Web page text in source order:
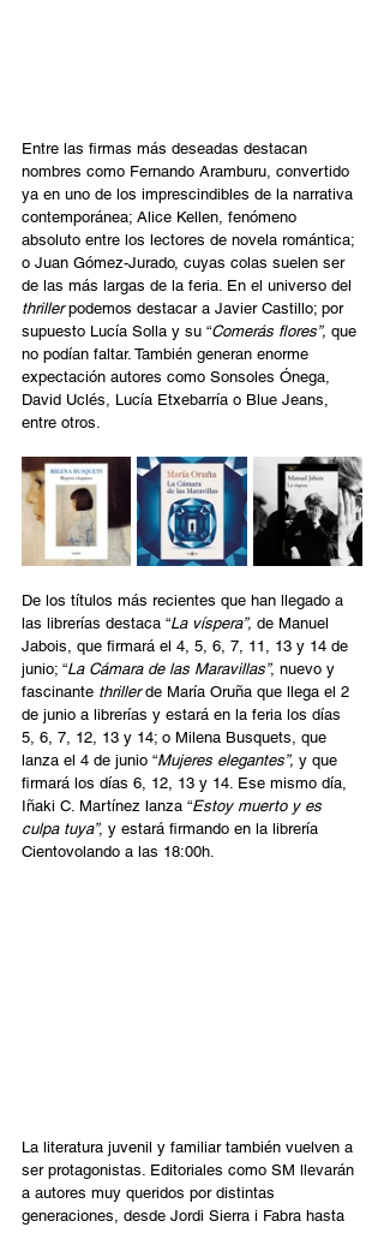
Entre las firmas más deseadas destacan
nombres como Fernando Aramburu, convertido
ya en uno de los imprescindibles de la narrativa
contemporánea; Alice Kellen, fenómeno
absoluto entre los lectores de novela romántica;
o Juan Gómez-Jurado, cuyas colas suelen ser
de las más largas de la feria. En el universo del
thriller podemos destacar a Javier Castillo; por
supuesto Lucía Solla y su “Comerás flores”, que
no podían faltar. También generan enorme
expectación autores como Sonsoles Ónega,
David Uclés, Lucía Etxebarría o Blue Jeans,
entre otros.
De los títulos más recientes que han llegado a
las librerías destaca “La víspera”, de Manuel
Jabois, que firmará el 4, 5, 6, 7, 11, 13 y 14 de
junio; “La Cámara de las Maravillas”, nuevo y
fascinante thriller de María Oruña que llega el 2
de junio a librerías y estará en la feria los días
5, 6, 7, 12, 13 y 14; o Milena Busquets, que
lanza el 4 de junio “Mujeres elegantes”, y que
firmará los días 6, 12, 13 y 14. Ese mismo día,
Iñaki C. Martínez lanza “Estoy muerto y es
culpa tuya”, y estará firmando en la librería
Cientovolando a las 18:00h.
La literatura juvenil y familiar también vuelven a
ser protagonistas. Editoriales como SM llevarán
a autores muy queridos por distintas
generaciones, desde Jordi Sierra i Fabra hasta